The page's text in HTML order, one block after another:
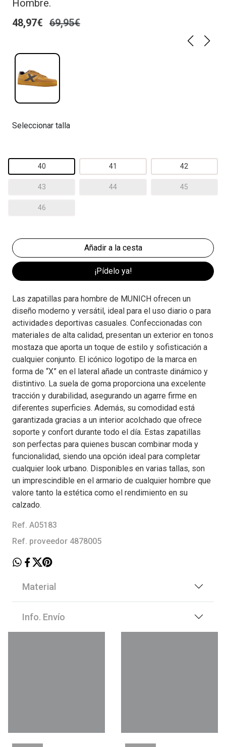
Hombre.
48,97€ 69,95€
Seleccionar talla
40 41 42
43 44 45
46
¡Pídelo ya!
Las zapatillas para hombre de MUNICH ofrecen un
diseño moderno y versátil, ideal para el uso diario o para
actividades deportivas casuales. Confeccionadas con
materiales de alta calidad, presentan un exterior en tonos
mostaza que aporta un toque de estilo y sofisticación a
cualquier conjunto. El icónico logotipo de la marca en
forma de “X” en el lateral añade un contraste dinámico y
distintivo. La suela de goma proporciona una excelente
tracción y durabilidad, asegurando un agarre firme en
diferentes superficies. Además, su comodidad está
garantizada gracias a un interior acolchado que ofrece
soporte y confort durante todo el día. Estas zapatillas
son perfectas para quienes buscan combinar moda y
funcionalidad, siendo una opción ideal para completar
cualquier look urbano. Disponibles en varias tallas, son
un imprescindible en el armario de cualquier hombre que
valore tanto la estética como el rendimiento en su
calzado.
Ref. A05183
Ref. proveedor 4878005
Material
Info. Envío